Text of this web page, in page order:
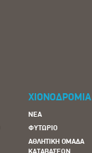
ΧΙΟΝΟΔΡΟΜΙΑ
ΝΕΑ
ΦΥΤΩΡΙΟ
ΑΘΛΗΤΙΚΗ ΟΜΑΔΑ